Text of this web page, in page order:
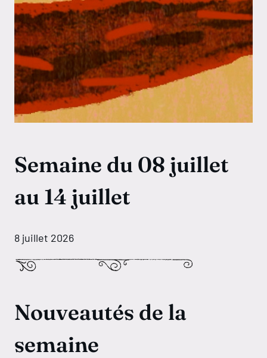
Semaine du 08 juillet
au 14 juillet
8 juillet 2026
Nouveautés de la
semaine